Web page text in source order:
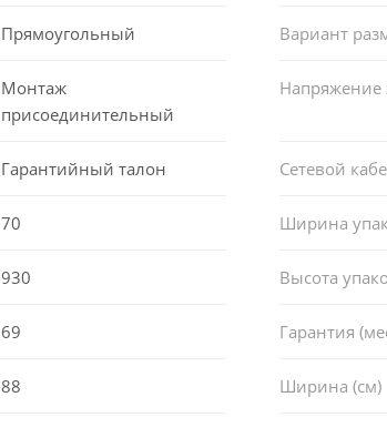
Прямоугольный Вариант
Монтаж
присоединительный
Напряжение
Гарантийный талон Сетевой
70 Ширина
930 Высота
69 Гарантия
88 Ширина (см)